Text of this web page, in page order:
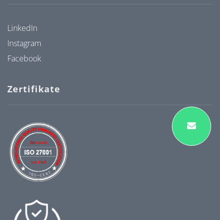
LinkedIn
Instagram
Facebook
Zertifikate